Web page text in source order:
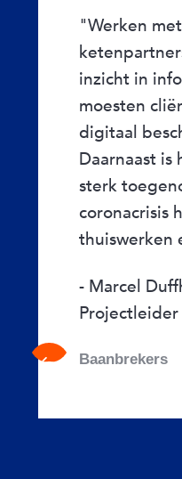
"Werken
inzicht in
moesten
digitaal
Daarnaast is
sterk
coronacrisis
thuiswerken
- Marcel
Baanbrekers
Previous